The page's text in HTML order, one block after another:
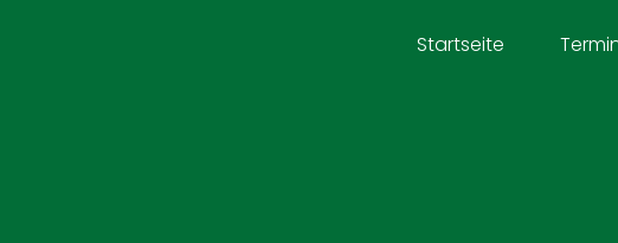
Startseite